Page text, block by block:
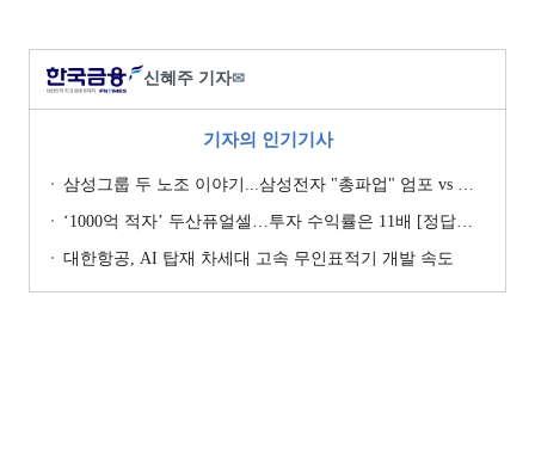
신혜주 기자✉
기자의 인기기사
삼성그룹 두 노조 이야기...삼성전자 "총파업" 엄포 vs 삼성重 '노사 원팀' 자처
‘1000억 적자’ 두산퓨얼셀…투자 수익률은 11배 [정답은 TSR]
대한항공, AI 탑재 차세대 고속 무인표적기 개발 속도